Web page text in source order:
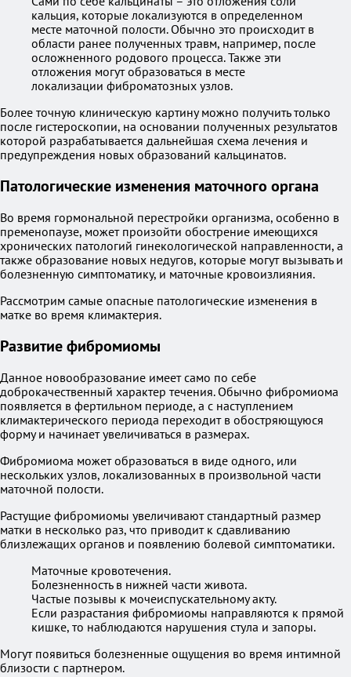
кальция, которые локализуются в определенном
месте маточной полости. Обычно это происходит в
области ранее полученных травм, например, после
осложненного родового процесса. Также эти
отложения могут образоваться в месте
локализации фиброматозных узлов.
Более точную клиническую картину можно получить только
после гистероскопии, на основании полученных результатов
которой разрабатывается дальнейшая схема лечения и
предупреждения новых образований кальцинатов.
Патологические изменения маточного органа
Во время гормональной перестройки организма, особенно в
пременопаузе, может произойти обострение имеющихся
хронических патологий гинекологической направленности, а
также образование новых недугов, которые могут вызывать и
болезненную симптоматику, и маточные кровоизлияния.
Рассмотрим самые опасные патологические изменения в
матке во время климактерия.
Развитие фибромиомы
Данное новообразование имеет само по себе
доброкачественный характер течения. Обычно фибромиома
появляется в фертильном периоде, а с наступлением
климактерического периода переходит в обостряющуюся
форму и начинает увеличиваться в размерах.
Фибромиома может образоваться в виде одного, или
нескольких узлов, локализованных в произвольной части
маточной полости.
Растущие фибромиомы увеличивают стандартный размер
матки в несколько раз, что приводит к сдавливанию
близлежащих органов и появлению болевой симптоматики.
Маточные кровотечения.
Болезненность в нижней части живота.
Частые позывы к мочеиспускательному акту.
Если разрастания фибромиомы направляются к прямой
кишке, то наблюдаются нарушения стула и запоры.
Могут появиться болезненные ощущения во время интимной
близости с партнером.